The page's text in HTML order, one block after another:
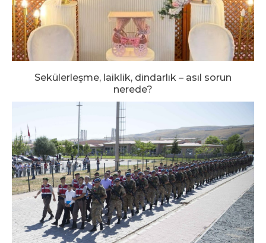
Sekülerleşme, laiklik, dindarlık – asıl sorun
nerede?